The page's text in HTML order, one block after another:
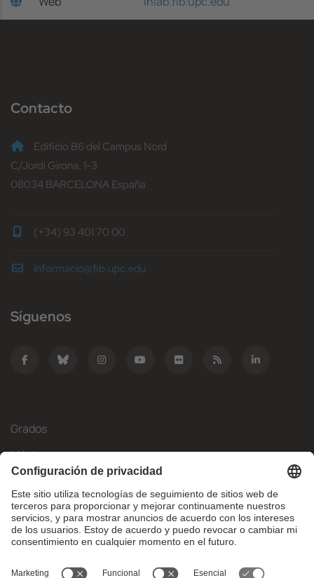
Contacto
Edificio B6 del Campus Nord
C/Jordi Girona, 1-3
08034 BARCELONA España
(+34) 93 401 70 00
informacio@fib.upc.edu
Síguenos
Grados
Másteres
Movilidad Internacional
Investigación
Empresa